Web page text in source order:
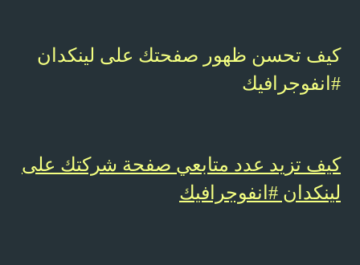
كيف تحسن ظهور صفحتك على لينكدان
#انفوجرافيك
كيف تزيد عدد متابعي صفحة شركتك على
لينكدان #انفوجرافيك